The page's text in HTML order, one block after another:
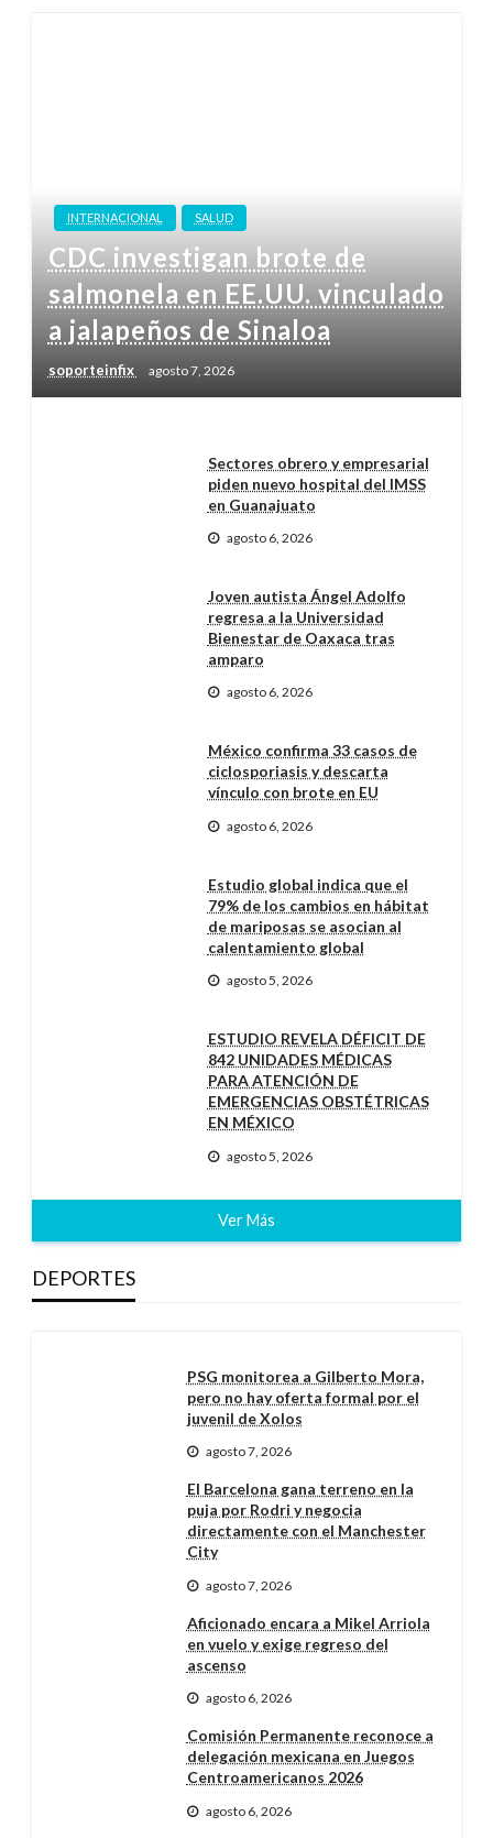
INTERNACIONAL SALUD
CDC investigan brote de
salmonela en EE.UU. vinculado
a jalapeños de Sinaloa
soporteinfix agosto 7, 2026
Sectores obrero y empresarial
piden nuevo hospital del IMSS
en Guanajuato
agosto 6, 2026
Joven autista Ángel Adolfo
regresa a la Universidad
Bienestar de Oaxaca tras
amparo
agosto 6, 2026
México confirma 33 casos de
ciclosporiasis y descarta
vínculo con brote en EU
agosto 6, 2026
Estudio global indica que el
79% de los cambios en hábitat
de mariposas se asocian al
calentamiento global
agosto 5, 2026
ESTUDIO REVELA DÉFICIT DE
842 UNIDADES MÉDICAS
PARA ATENCIÓN DE
EMERGENCIAS OBSTÉTRICAS
EN MÉXICO
agosto 5, 2026
Ver Más
DEPORTES
PSG monitorea a Gilberto Mora,
pero no hay oferta formal por el
juvenil de Xolos
agosto 7, 2026
El Barcelona gana terreno en la
puja por Rodri y negocia
directamente con el Manchester
City
agosto 7, 2026
Aficionado encara a Mikel Arriola
en vuelo y exige regreso del
ascenso
agosto 6, 2026
Comisión Permanente reconoce a
delegación mexicana en Juegos
Centroamericanos 2026
agosto 6, 2026